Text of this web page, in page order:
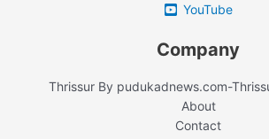
YouTube
Company
Thrissur By pudukadnews.com-
About
Contact